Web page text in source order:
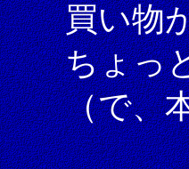
買い物
ちょっ
（で、